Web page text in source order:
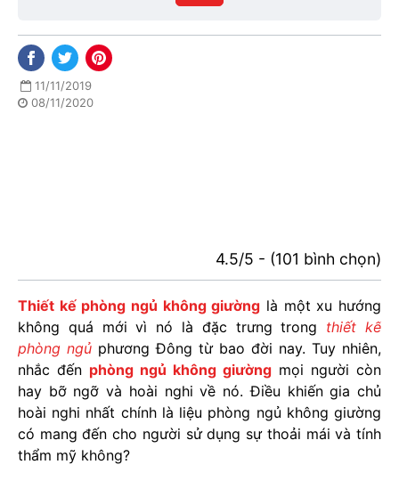
11/11/2019
08/11/2020
4.5/5 - (101 bình chọn)
Thiết kế phòng ngủ không giường là một xu hướng
không quá mới vì nó là đặc trưng trong thiết kế
phòng ngủ phương Đông từ bao đời nay. Tuy nhiên,
nhắc đến phòng ngủ không giường mọi người còn
hay bỡ ngỡ và hoài nghi về nó. Điều khiến gia chủ
hoài nghi nhất chính là liệu phòng ngủ không giường
có mang đến cho người sử dụng sự thoải mái và tính
thẩm mỹ không?